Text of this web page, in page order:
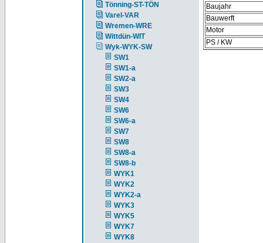
Tönning-ST-TÖN
Varel-VAR
Wremen-WRE
Wittdün-WIT
Wyk-WYK-SW
SW1
SW1-a
SW2-a
SW3
SW4
SW6
SW6-a
SW7
SW8
SW8-a
SW8-b
WYK1
WYK2
WYK2-a
WYK3
WYK5
WYK7
WYK8
Baujahr
Bauwerft
Motor
PS / KW